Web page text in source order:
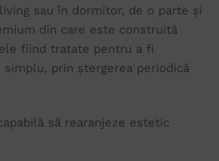
sau în dormitor, de o parte și
din care este construită
fiind tratate pentru a fi
prin ștergerea periodică
să rearanjeze estetic